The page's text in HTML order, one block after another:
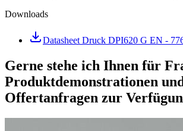
Downloads
Datasheet Druck DPI620 G EN -
Gerne stehe ich Ihnen für
Produktdemonstrationen
Offertanfragen zur